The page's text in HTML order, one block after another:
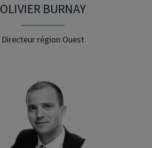
OLIVIER BURNAY
Directeur région Ouest